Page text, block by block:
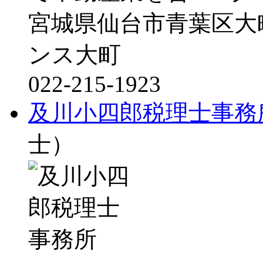
宮城県仙台市青葉区
ンス大町
022-215-1923
及川小四郎税理士事務
士）